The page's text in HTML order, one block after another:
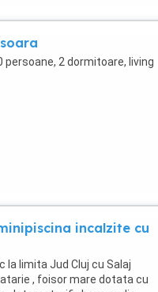
2 dormitoare, living
incalzite cu
la limita Jud Cluj cu Salaj
, foisor mare dotata cu